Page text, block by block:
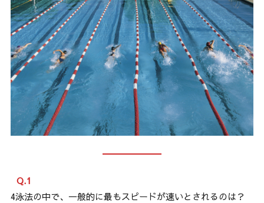
Q.1
4泳法の中で、一般的に最もスピードが速いとされるのは？